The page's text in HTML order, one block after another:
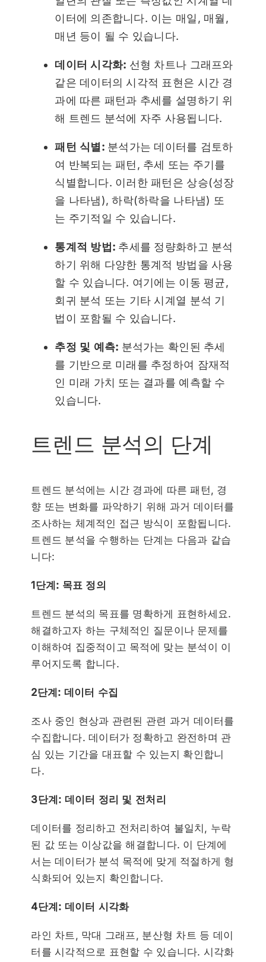
이터에 의존합니다. 이는 매일, 매월,
매년 등이 될 수 있습니다.
데이터 시각화: 선형 차트나 그래프와
같은 데이터의 시각적 표현은 시간 경
과에 따른 패턴과 추세를 설명하기 위
해 트렌드 분석에 자주 사용됩니다.
패턴 식별: 분석가는 데이터를 검토하
여 반복되는 패턴, 추세 또는 주기를
식별합니다. 이러한 패턴은 상승(성장
을 나타냄), 하락(하락을 나타냄) 또
는 주기적일 수 있습니다.
통계적 방법: 추세를 정량화하고 분석
하기 위해 다양한 통계적 방법을 사용
할 수 있습니다. 여기에는 이동 평균,
회귀 분석 또는 기타 시계열 분석 기
법이 포함될 수 있습니다.
추정 및 예측: 분석가는 확인된 추세
를 기반으로 미래를 추정하여 잠재적
인 미래 가치 또는 결과를 예측할 수
있습니다.
트렌드 분석의 단계
트렌드 분석에는 시간 경과에 따른 패턴, 경
향 또는 변화를 파악하기 위해 과거 데이터를
조사하는 체계적인 접근 방식이 포함됩니다.
트렌드 분석을 수행하는 단계는 다음과 같습
니다:
1단계: 목표 정의
트렌드 분석의 목표를 명확하게 표현하세요.
해결하고자 하는 구체적인 질문이나 문제를
이해하여 집중적이고 목적에 맞는 분석이 이
루어지도록 합니다.
2단계: 데이터 수집
조사 중인 현상과 관련된 관련 과거 데이터를
수집합니다. 데이터가 정확하고 완전하며 관
심 있는 기간을 대표할 수 있는지 확인합니
다.
3단계: 데이터 정리 및 전처리
데이터를 정리하고 전처리하여 불일치, 누락
된 값 또는 이상값을 해결합니다. 이 단계에
서는 데이터가 분석 목적에 맞게 적절하게 형
식화되어 있는지 확인합니다.
4단계: 데이터 시각화
라인 차트, 막대 그래프, 분산형 차트 등 데이
터를 시각적으로 표현할 수 있습니다. 시각화